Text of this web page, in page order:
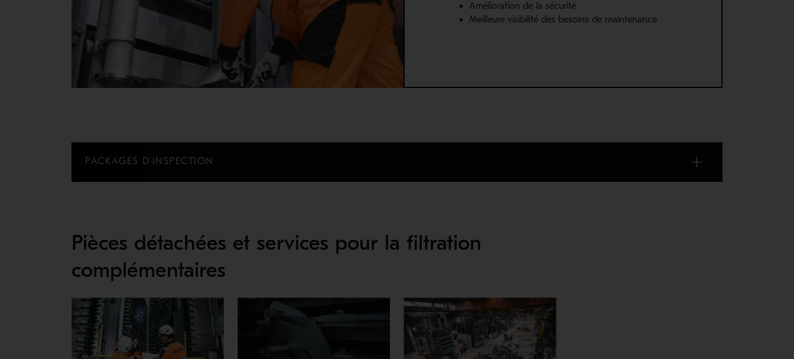
Amélioration de la sécurité
Meilleure visibilité des besoins de maintenance
PACKAGES D'INSPECTION
Pièces détachées et services pour la filtration
complémentaires